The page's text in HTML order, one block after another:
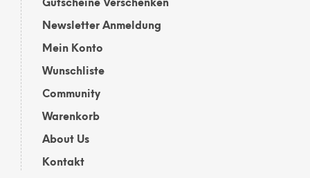
Gutscheine Verschenken
Newsletter Anmeldung
Mein Konto
Wunschliste
Community
Warenkorb
About Us
Kontakt